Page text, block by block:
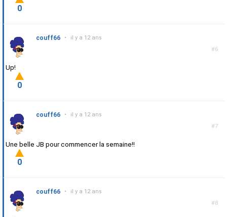
0
#6
couff66 • il y a 12 ans
Up!
0
#7
couff66 • il y a 12 ans
Une belle JB pour commencer la semaine!!
0
#8
couff66 • il y a 12 ans